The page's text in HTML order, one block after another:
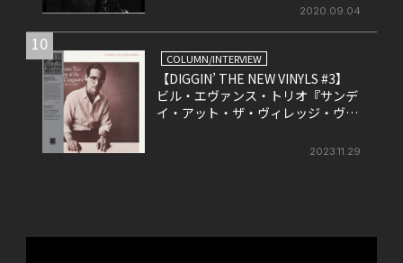
2020.09.04
10
COLUMN/INTERVIEW
【DIGGIN’ THE NEW VINYLS #3】
ビル・エヴァンス・トリオ『サンデ
イ・アット・ザ・ヴィレッジ・ヴァ
2023.11.29